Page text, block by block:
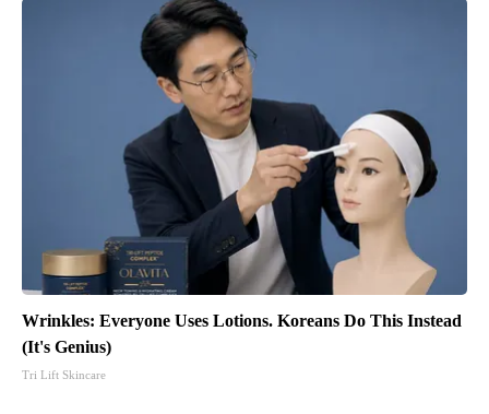
Wrinkles: Everyone Uses Lotions. Koreans Do This Instead
(It's Genius)
Tri Lift Skincare